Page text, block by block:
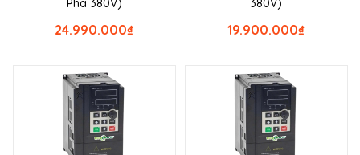
Pha 380V)
₫
24.990.000
380V)
₫
19.900.000